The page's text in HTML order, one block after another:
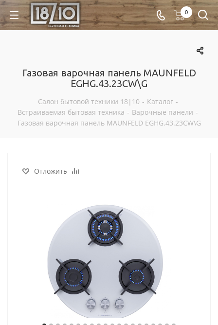
0
Газовая варочная панель MAUNFELD
EGHG.43.23CW\G
Салон бытовой техники 18|10 - Каталог -
Встраиваемая бытовая техника - Варочные панели -
Газовая варочная панель MAUNFELD EGHG.43.23CW\G
Отложить